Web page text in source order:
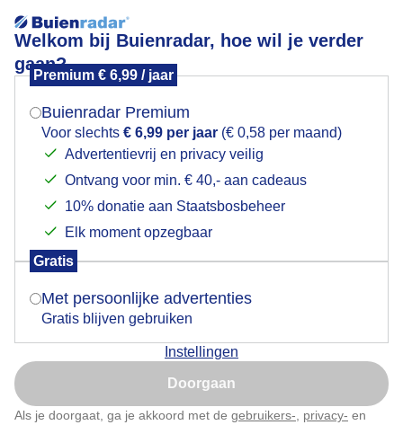
Welkom bij Buienradar, hoe wil je verder
gaan?
Premium € 6,99 / jaar
Buienradar Premium
Voor slechts € 6,99 per jaar (€ 0,58 per maand)
Advertentievrij en privacy veilig
Ontvang voor min. € 40,- aan cadeaus
10% donatie aan Staatsbosbeheer
Elk moment opzegbaar
Gratis
Met persoonlijke advertenties
Gratis blijven gebruiken
Instellingen
Doorgaan
Als je doorgaat, ga je akkoord met de gebruikers- privacy- en
Echt (L)aspergevelden nog altijd beschermt tegen de
kou, grote wolkenpartijen.
Mogen we je locatie gebruiken voor het
Indien je hier nog geen akkoord op hebt gegeven,
verschijnt er zo een pop-up uit je browser waarin
Is goed, toon de popup
Nu niet, misschien later
Klik hierom dit aan te passen